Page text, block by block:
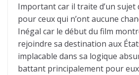
Important car il traite d’un sujet
pour ceux qui n’ont aucune
Inégal car le début du film
rejoindre sa destination aux
implacable dans sa logique
battant principalement pour